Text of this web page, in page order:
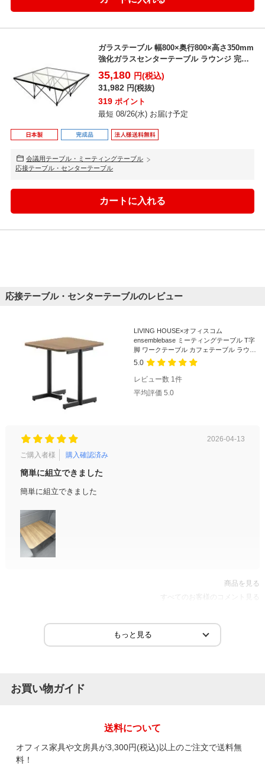
ガラステーブル 幅800×奥行800×高さ350mm
強化ガラスセンターテーブル ラウンジ 完成
品 ...
35,180 円(税込)
31,982 円(税抜)
319 ポイント
最短 08/26(水) お届け予定
会議用テーブル・ミーティングテーブル
応接テーブル・センターテーブル
応接テーブル・センターテーブルのレビュー
LIVING HOUSE×オフィスコム
ensemblebase ミーティングテーブル T字
脚 ワークテーブル カフェテーブル ラウン
ドテーブル 幅700×奥行800×高さ720mm
5.0
レビュー数 1件
平均評価 5.0
2026-04-13
ご購入者様
購入確認済み
簡単に組立できました
簡単に組立できました
商品を見る
すべてのお客様のコメント見る
お買い物ガイド
送料について
オフィス家具や文房具が3,300円(税込)以上のご注文で送料無
料！